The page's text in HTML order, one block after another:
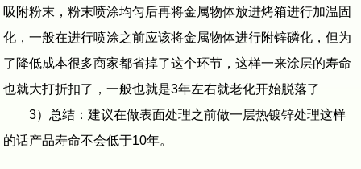
吸附粉末，粉末喷涂均匀后再将金属物体放进烤箱进行加温固
化，一般在进行喷涂之前应该将金属物体进行附锌磷化，但为
了降低成本很多商家都省掉了这个环节，这样一来涂层的寿命
也就大打折扣了，一般也就是3年左右就老化开始脱落了
3）总结：建议在做表面处理之前做一层热镀锌处理这样
的话产品寿命不会低于10年。